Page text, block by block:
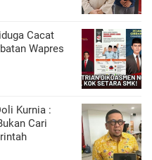
Cacat
Wapres
Kurnia :
Cari